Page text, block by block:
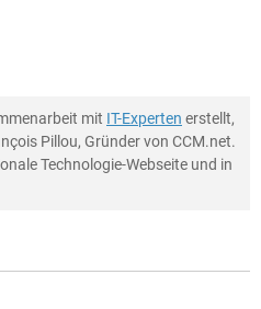
mit IT-Experten erstellt,
Pillou, Gründer von CCM.net.
Technologie-Webseite und in